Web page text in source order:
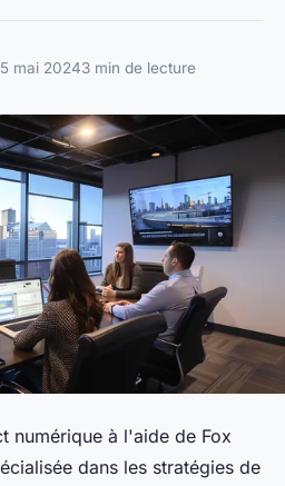
mai 20243 min de lecture
numérique à l'aide de Fox
dans les stratégies de